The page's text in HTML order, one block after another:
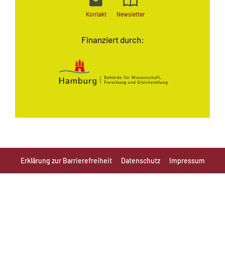
Finanziert durch:
Kontakt Newsletter
Erklärung zur Barrierefreiheit Datenschutz Impressum